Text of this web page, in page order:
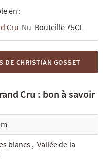
en :
Cru Nu Bouteille 75CL
DE CHRISTIAN GOSSET
Cru : bon à savoir
blancs , Vallée de la